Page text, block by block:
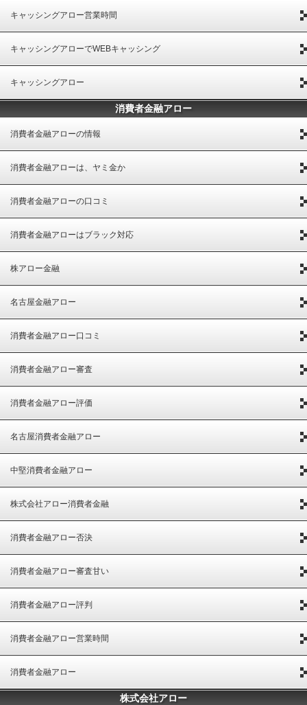
キャッシングアロー営業時間
キャッシングアローでWEBキャッシング
キャッシングアロー
消費者金融アロー
消費者金融アローの情報
消費者金融アローは、ヤミ金か
消費者金融アローの口コミ
消費者金融アローはブラック対応
株アロー金融
名古屋金融アロー
消費者金融アロー口コミ
消費者金融アロー審査
消費者金融アロー評価
名古屋消費者金融アロー
中堅消費者金融アロー
株式会社アロー消費者金融
消費者金融アロー否決
消費者金融アロー審査甘い
消費者金融アロー評判
消費者金融アロー営業時間
消費者金融アロー
株式会社アロー